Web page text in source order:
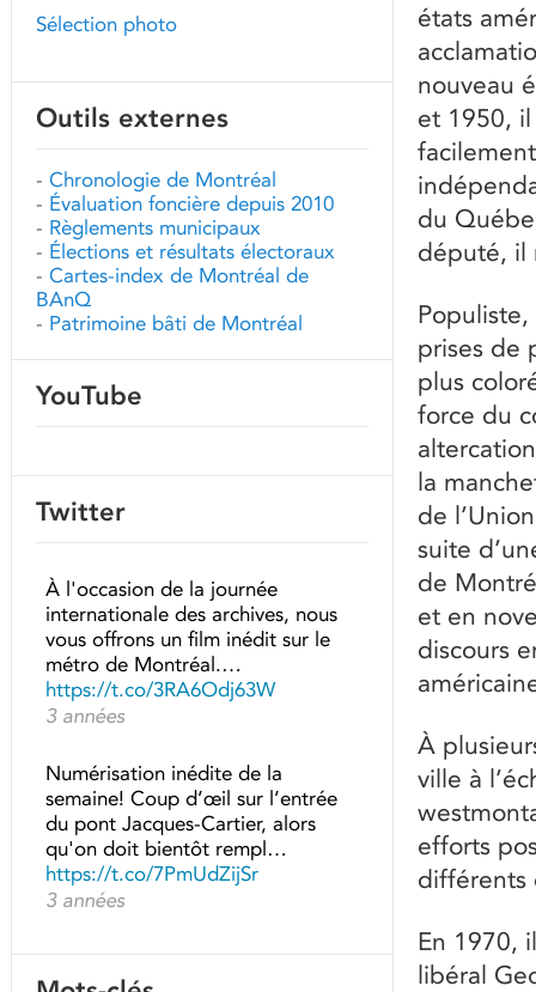
états
nouveau
et 1950, il
du
député, il
Populiste,
prises de
plus
force du
la
de
suite
de
et en
discours
À
ville à
efforts
différents
En 1970,
libéral
Sélection photo
Outils externes
- Chronologie de Montréal
- Évaluation foncière depuis 2010
- Règlements municipaux
- Élections et résultats électoraux
- Cartes-index de Montréal de
BAnQ
- Patrimoine bâti de Montréal
YouTube
Twitter
À l'occasion de la journée
internationale des archives, nous
vous offrons un film inédit sur le
métro de Montréal.…
https://t.co/3RA6Odj63W
3 années
Numérisation inédite de la
semaine! Coup d’œil sur l’entrée
du pont Jacques-Cartier, alors
qu'on doit bientôt rempl…
https://t.co/7PmUdZijSr
3 années